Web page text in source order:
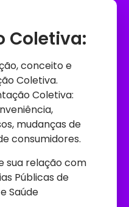
Coletiva:
conceito e
Coletiva.
Coletiva:
mudanças de
consumidores.
sua relação com
Públicas de
Saúde